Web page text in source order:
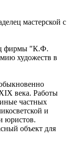
мастерской с
фирмы "К.Ф.
художеств в
века. Работы
частных
и
юристов.
объект для